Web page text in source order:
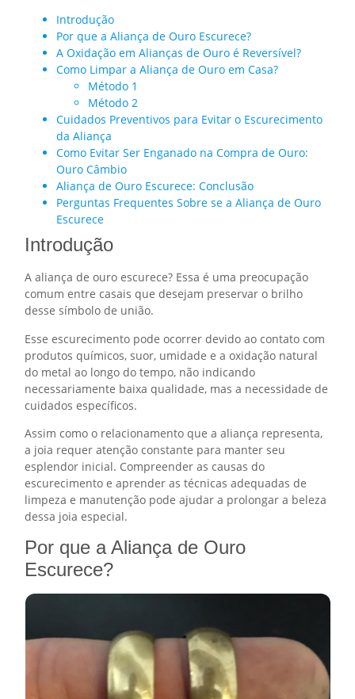
Introdução
Por que a Aliança de Ouro Escurece?
A Oxidação em Alianças de Ouro é Reversível?
Como Limpar a Aliança de Ouro em Casa?
Método 1
Método 2
Cuidados Preventivos para Evitar o Escurecimento
da Aliança
Como Evitar Ser Enganado na Compra de Ouro:
Ouro Câmbio
Aliança de Ouro Escurece: Conclusão
Perguntas Frequentes Sobre se a Aliança de Ouro
Escurece
Introdução
A aliança de ouro escurece? Essa é uma preocupação
comum entre casais que desejam preservar o brilho
desse símbolo de união.
Esse escurecimento pode ocorrer devido ao contato com
produtos químicos, suor, umidade e a oxidação natural
do metal ao longo do tempo, não indicando
necessariamente baixa qualidade, mas a necessidade de
cuidados específicos.
Assim como o relacionamento que a aliança representa,
a joia requer atenção constante para manter seu
esplendor inicial. Compreender as causas do
escurecimento e aprender as técnicas adequadas de
limpeza e manutenção pode ajudar a prolongar a beleza
dessa joia especial.
Por que a Aliança de Ouro
Escurece?